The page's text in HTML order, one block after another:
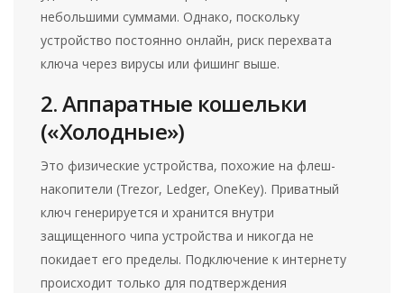
небольшими суммами. Однако, поскольку
устройство постоянно онлайн, риск перехвата
ключа через вирусы или фишинг выше.
2. Аппаратные кошельки
(«Холодные»)
Это физические устройства, похожие на флеш-
накопители (Trezor, Ledger, OneKey). Приватный
ключ генерируется и хранится внутри
защищенного чипа устройства и никогда не
покидает его пределы. Подключение к интернету
происходит только для подтверждения